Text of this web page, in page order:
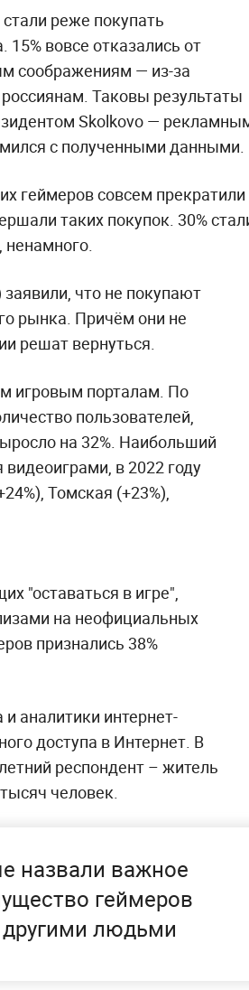
реже покупать
вовсе отказались от
соображениям — из-за
Таковы результаты
Skolkovo —
с полученными данными.
геймеров совсем прекратили
таких покупок. 30%
ненамного.
заявили, что не покупают
рынка. Причём они не
решат вернуться.
игровым порталам. По
пользователей,
на 32%. Наибольший
видеоиграми, в 2022 году
Томская (+23%),
"оставаться в игре",
на неофициальных
признались 38%
аналитики интернет-
доступа в Интернет. В
респондент – житель
человек.
назвали важное
геймеров
людьми